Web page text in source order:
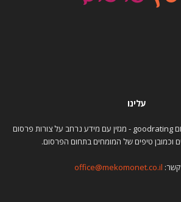
עלינו
ברוכים הבאים למגזין פרסום goodrating - מגזין עם מידע נרחב על צורות פרסום
וכמובן טיפים של המומחים בתחום הפרסום.
קשר: office@mekomonet.co.il